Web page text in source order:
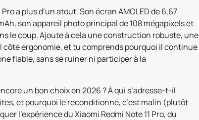
a plus d’un atout. Son écran AMOLED de 6,67
son appareil photo principal de 108 mégapixels et
le coup. Ajoute à cela une construction robuste, une
côté ergonomie, et tu comprends pourquoi il continue
fiable, sans se ruiner ni participer à la
un bon choix en 2026 ? À qui s’adresse-t-il
et pourquoi le reconditionné, c’est malin (plutôt
l’expérience du Xiaomi Redmi Note 11 Pro, du